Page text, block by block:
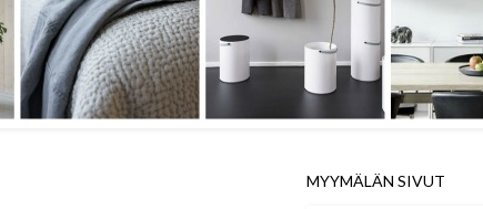
MYYMÄLÄN SIVUT